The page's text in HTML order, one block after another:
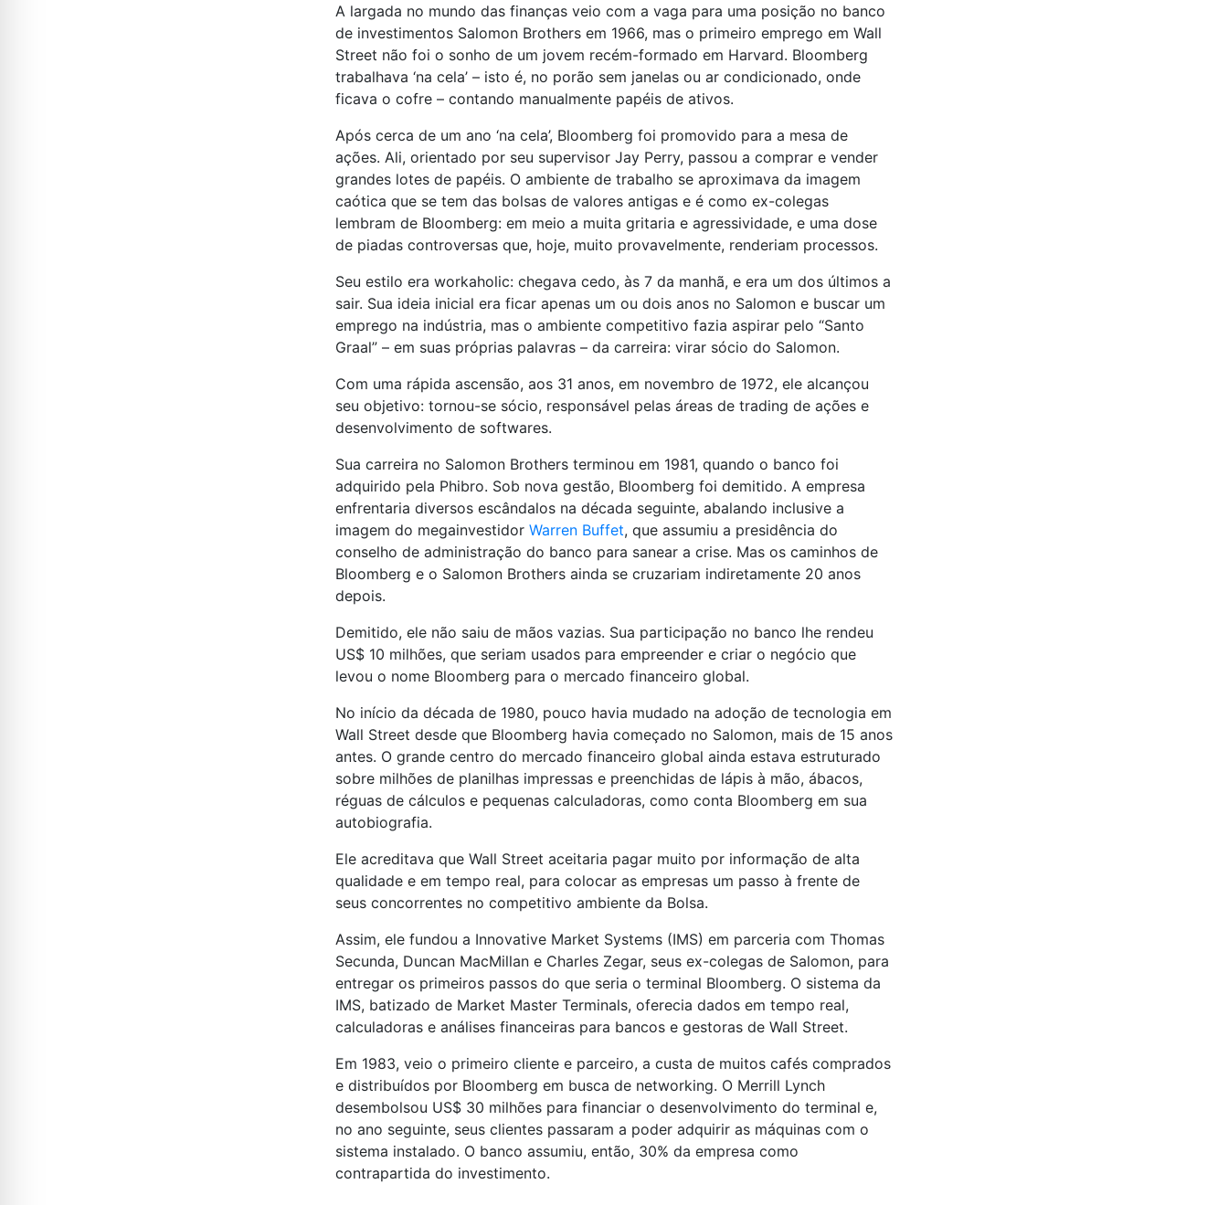
A largada no mundo das finanças veio com a vaga para uma posição no banco
de investimentos Salomon Brothers em 1966, mas o primeiro emprego em Wall
Street não foi o sonho de um jovem recém-formado em Harvard. Bloomberg
trabalhava ‘na cela’ – isto é, no porão sem janelas ou ar condicionado, onde
ficava o cofre – contando manualmente papéis de ativos.
Após cerca de um ano ‘na cela’, Bloomberg foi promovido para a mesa de
ações. Ali, orientado por seu supervisor Jay Perry, passou a comprar e vender
grandes lotes de papéis. O ambiente de trabalho se aproximava da imagem
caótica que se tem das bolsas de valores antigas e é como ex-colegas
lembram de Bloomberg: em meio a muita gritaria e agressividade, e uma dose
de piadas controversas que, hoje, muito provavelmente, renderiam processos.
Seu estilo era workaholic: chegava cedo, às 7 da manhã, e era um dos últimos a
sair. Sua ideia inicial era ficar apenas um ou dois anos no Salomon e buscar um
emprego na indústria, mas o ambiente competitivo fazia aspirar pelo “Santo
Graal” – em suas próprias palavras – da carreira: virar sócio do Salomon.
Com uma rápida ascensão, aos 31 anos, em novembro de 1972, ele alcançou
seu objetivo: tornou-se sócio, responsável pelas áreas de trading de ações e
desenvolvimento de softwares.
Sua carreira no Salomon Brothers terminou em 1981, quando o banco foi
adquirido pela Phibro. Sob nova gestão, Bloomberg foi demitido. A empresa
enfrentaria diversos escândalos na década seguinte, abalando inclusive a
imagem do megainvestidor Warren Buffet, que assumiu a presidência do
conselho de administração do banco para sanear a crise. Mas os caminhos de
Bloomberg e o Salomon Brothers ainda se cruzariam indiretamente 20 anos
depois.
Demitido, ele não saiu de mãos vazias. Sua participação no banco lhe rendeu
US$ 10 milhões, que seriam usados para empreender e criar o negócio que
levou o nome Bloomberg para o mercado financeiro global.
No início da década de 1980, pouco havia mudado na adoção de tecnologia em
Wall Street desde que Bloomberg havia começado no Salomon, mais de 15 anos
antes. O grande centro do mercado financeiro global ainda estava estruturado
sobre milhões de planilhas impressas e preenchidas de lápis à mão, ábacos,
réguas de cálculos e pequenas calculadoras, como conta Bloomberg em sua
autobiografia.
Ele acreditava que Wall Street aceitaria pagar muito por informação de alta
qualidade e em tempo real, para colocar as empresas um passo à frente de
seus concorrentes no competitivo ambiente da Bolsa.
Assim, ele fundou a Innovative Market Systems (IMS) em parceria com Thomas
Secunda, Duncan MacMillan e Charles Zegar, seus ex-colegas de Salomon, para
entregar os primeiros passos do que seria o terminal Bloomberg. O sistema da
IMS, batizado de Market Master Terminals, oferecia dados em tempo real,
calculadoras e análises financeiras para bancos e gestoras de Wall Street.
Em 1983, veio o primeiro cliente e parceiro, a custa de muitos cafés comprados
e distribuídos por Bloomberg em busca de networking. O Merrill Lynch
desembolsou US$ 30 milhões para financiar o desenvolvimento do terminal e,
no ano seguinte, seus clientes passaram a poder adquirir as máquinas com o
sistema instalado. O banco assumiu, então, 30% da empresa como
contrapartida do investimento.